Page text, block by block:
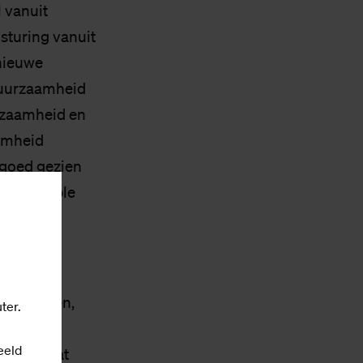
vanuit
vanuit
en
gezien
zo dat